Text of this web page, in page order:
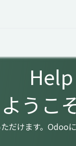
Help
ようこ
けます。Odoo